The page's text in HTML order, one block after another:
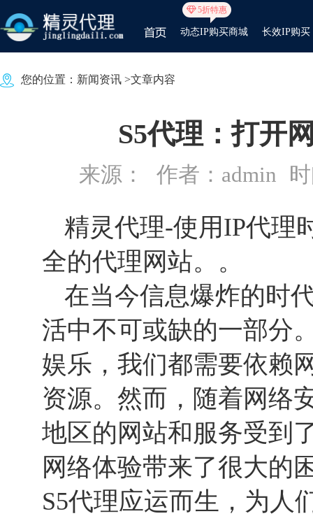
5折特惠
动态IP购买商城 长效IP购买
您的位置： 新闻资讯 >文章内容
S5代理：打开
来源： 作者：admin
精灵代理-使用IP代理
全的代理网站。。
在当今信息爆炸的时
活中不可或缺的一部分
娱乐，我们都需要依赖
资源。然而，随着网络
地区的网站和服务受到
网络体验带来了很大的
S5代理应运而生，为人